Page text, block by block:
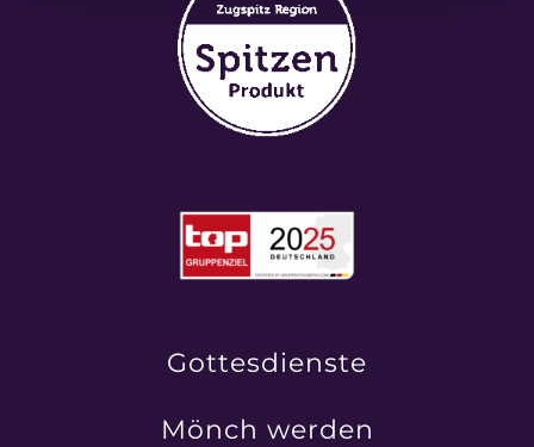
Gottesdienste
Mönch werden